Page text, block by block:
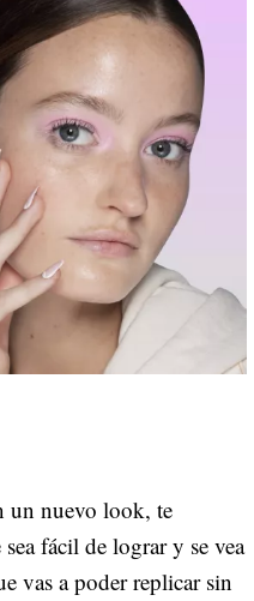
un nuevo look, te
fácil de lograr y se vea
vas a poder replicar sin